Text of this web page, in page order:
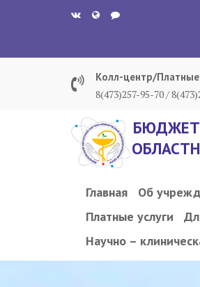
Колл-центр/Платные
8(473)257-95-70 /
Главная Об
Платные услуги
Научно –